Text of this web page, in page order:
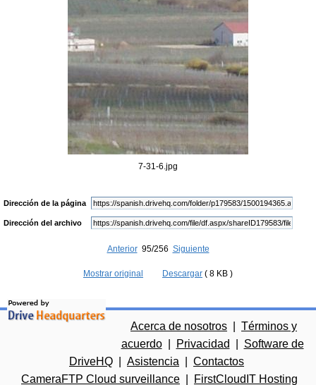
7-31-6.jpg
Dirección de la página
Dirección del archivo
Anterior95/256 Siguiente
Mostrar original Descargar ( 8 KB )
Acerca de nosotros
Términos y
acuerdo
Privacidad
Software de
DriveHQ
Asistencia
Contactos
CameraFTP Cloud surveillance
FirstCloudIT Hosting